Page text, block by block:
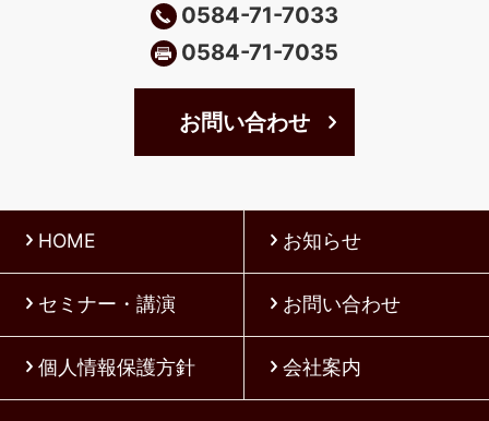
0584-71-7033
0584-71-7035
お問い合わせ
HOME お知らせ
セミナー・講演 お問い合わせ
個人情報保護方針 会社案内